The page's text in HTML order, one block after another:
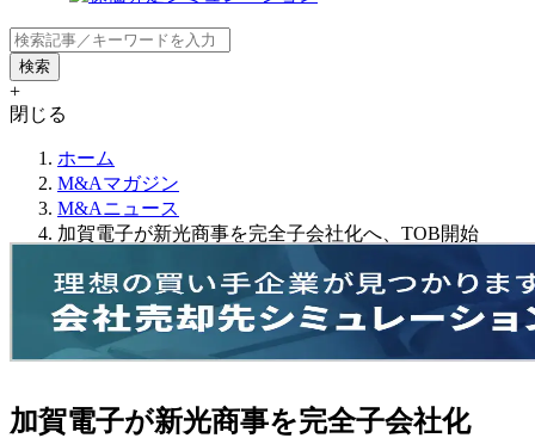
+
閉じる
ホーム
M&Aマガジン
M&Aニュース
加賀電子が新光商事を完全子会社化へ、TOB開始
加賀電子が新光商事を完全子会社化